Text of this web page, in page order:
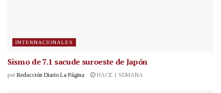
INTERNACIONALES
Sismo de 7.1 sacude suroeste de Japón
por Redacción Diario La Página HACE 1 SEMANA